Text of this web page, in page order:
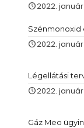
2022.
Szénmonoxid
2022. január
Légellátási
2022. január
Gáz Meo